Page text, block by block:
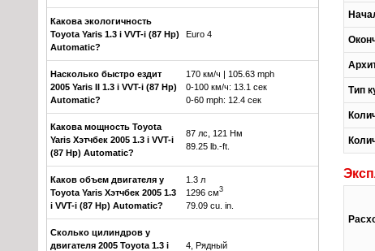
Какова экологичность
Toyota Yaris 1.3 i VVT-i (87 Hp)
Automatic?
Euro 4
Насколько быстро ездит
2005 Yaris II 1.3 i VVT-i (87 Hp)
Automatic?
170 км/ч | 105.63 mph
0-100 км/ч: 13.1 сек
0-60 mph: 12.4 сек
Какова мощность Toyota
Yaris Хэтчбек 2005 1.3 i VVT-i
(87 Hp) Automatic?
87 лс, 121 Нм
89.25 lb.-ft.
Каков объем двигателя у
Toyota Yaris Хэтчбек 2005 1.3
i VVT-i (87 Hp) Automatic?
1.3 л
1296 см3
79.09 cu. in.
Сколько цилиндров у
двигателя 2005 Toyota 1.3 i
4, Рядный
Тип